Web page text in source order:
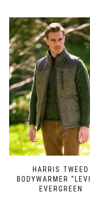
HARRIS TWEED
BODYWARMER
EVERGREEN